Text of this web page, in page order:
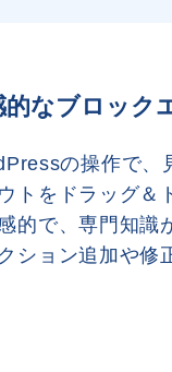
的なブロック
の操作で、
トをドラッグ＆
的で、専門知識
ション追加や修